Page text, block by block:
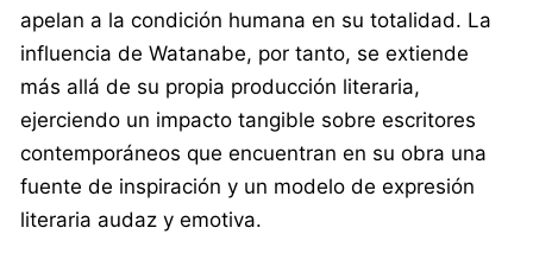
apelan a la condición humana en su totalidad. La
influencia de Watanabe, por tanto, se extiende
más allá de su propia producción literaria,
ejerciendo un impacto tangible sobre escritores
contemporáneos que encuentran en su obra una
fuente de inspiración y un modelo de expresión
literaria audaz y emotiva.